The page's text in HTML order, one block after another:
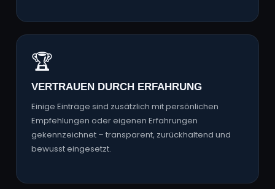
🏆
VERTRAUEN DURCH ERFAHRUNG
Einige Einträge sind zusätzlich mit persönlichen
Empfehlungen oder eigenen Erfahrungen
gekennzeichnet – transparent, zurückhaltend und
bewusst eingesetzt.